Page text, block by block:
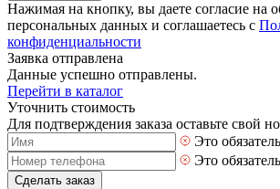
Нажимая на кнопку, вы даете согласие на
персональных данных и соглашаетесь с
конфиденциальности
Заявка отправлена
Данные успешно отправлены.
Перейти в каталог
Уточнить стоимость
Для подтверждения заказа оставьте свой
Это
Это
Сделать заказ